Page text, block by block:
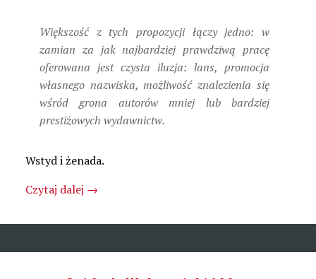
Większość z tych propozycji łączy jedno: w
zamian za jak najbardziej prawdziwą pracę
oferowana jest czysta iluzja: lans, promocja
własnego nazwiska, możliwość znalezienia się
wśród grona autorów mniej lub bardziej
prestiżowych wydawnictw.
Wstyd i żenada.
Czytaj dalej →